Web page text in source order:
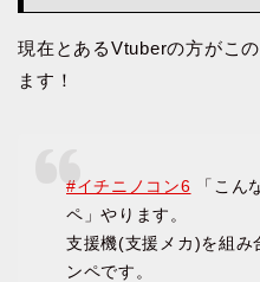
現在とあるVtuberの方がこ
ます！
#イチニノコン6 「こん
ペ」やります。
支援機(支援メカ)を組み
ンペです。